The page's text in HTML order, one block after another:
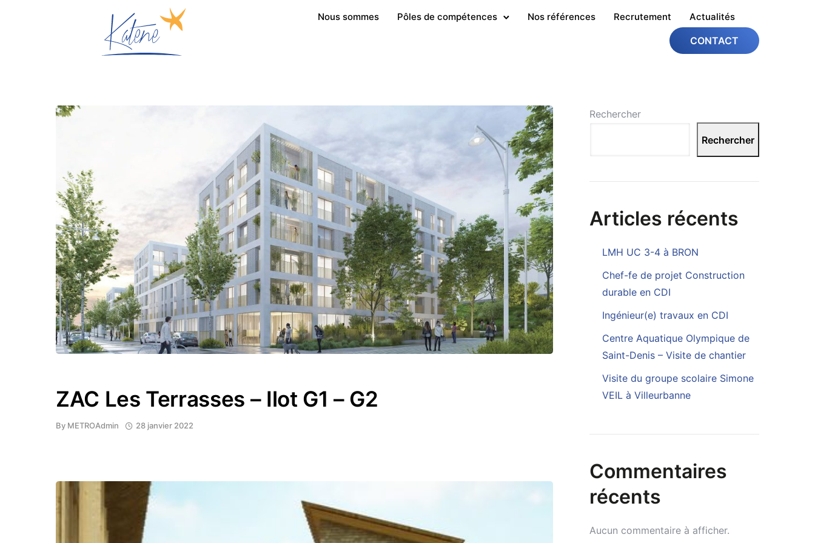
Nous sommes Pôles de compétences Nos références Recrutement Actualités
CONTACT
ZAC Les Terrasses – Ilot G1 – G2
By METROAdmin 28 janvier 2022
Rechercher
Rechercher
Articles récents
LMH UC 3-4 à BRON
Chef-fe de projet Construction
durable en CDI
Ingénieur(e) travaux en CDI
Centre Aquatique Olympique de
Saint-Denis – Visite de chantier
Visite du groupe scolaire Simone
VEIL à Villeurbanne
Commentaires
récents
Aucun commentaire à afficher.